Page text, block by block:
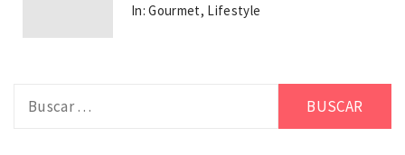
In: Gourmet, Lifestyle